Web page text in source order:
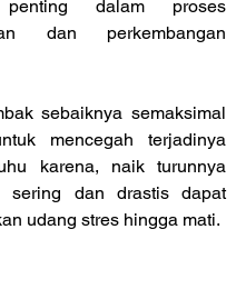
penting dalam proses
dan perkembangan
sebaiknya semaksimal
mencegah terjadinya
karena, naik turunnya
sering dan drastis dapat
udang stres hingga mati.